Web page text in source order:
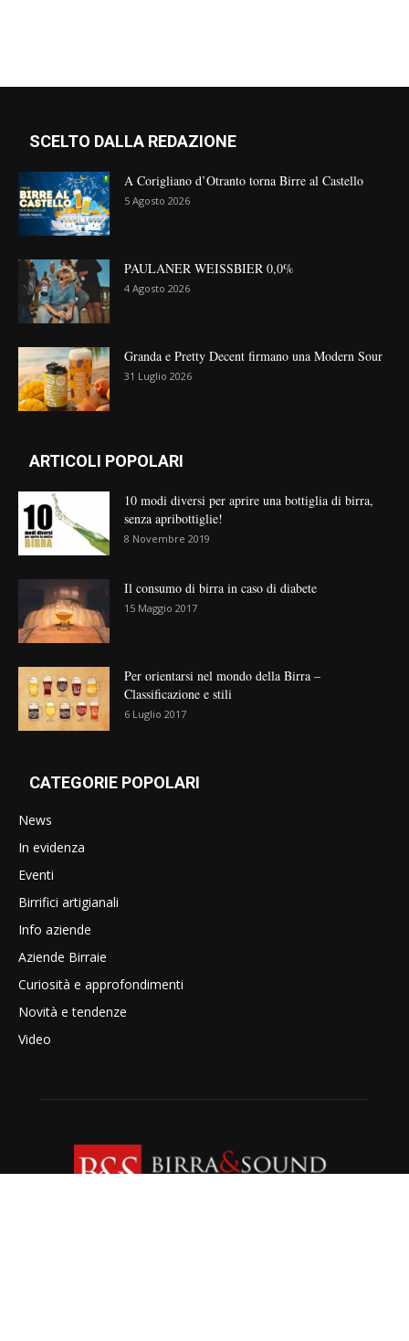
SCELTO DALLA REDAZIONE
A Corigliano d’Otranto torna Birre al Castello
5 Agosto 2026
PAULANER WEISSBIER 0,0%
4 Agosto 2026
Granda e Pretty Decent firmano una Modern Sour
31 Luglio 2026
ARTICOLI POPOLARI
10 modi diversi per aprire una bottiglia di birra,
senza apribottiglie!
8 Novembre 2019
Il consumo di birra in caso di diabete
15 Maggio 2017
Per orientarsi nel mondo della Birra –
Classificazione e stili
6 Luglio 2017
CATEGORIE POPOLARI
News
In evidenza
Eventi
Birrifici artigianali
Info aziende
Aziende Birraie
Curiosità e approfondimenti
Novità e tendenze
Video